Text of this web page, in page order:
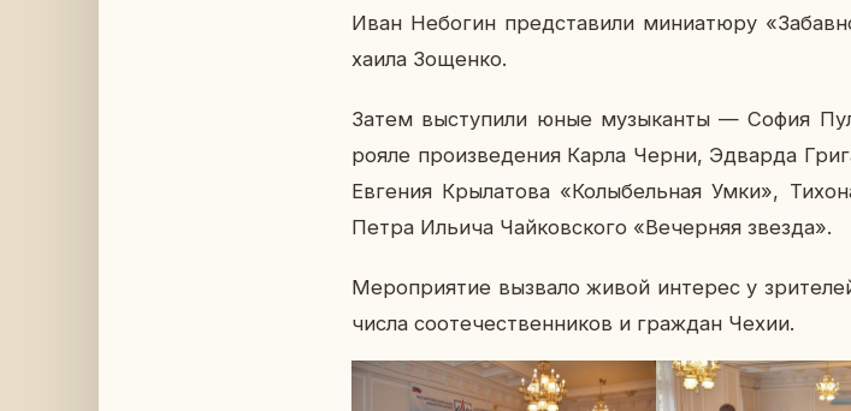
Иван Небо­гин пред­ста­ви­ли ми­ни­а­тю­ру
ха­и­ла Зо­щен­ко.
Затем вы­сту­пи­ли юные му­зы­кан­ты — София
рояле про­из­ве­де­ния Карла Черни, Эд­вар­да
Ев­ге­ния Кры­ла­то­ва «Ко­лы­бель­ная Умки»,
Петра Ильича Чай­ков­ско­го «Ве­чер­няя звезда».
Ме­ро­при­я­тие вы­зва­ло живой ин­те­рес у
числа со­оте­че­ствен­ни­ков и граж­дан Чехии.